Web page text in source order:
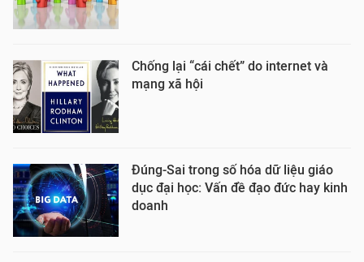
Chống lại “cái chết” do internet và
mạng xã hội
Đúng-Sai trong số hóa dữ liệu giáo
dục đại học: Vấn đề đạo đức hay kinh
doanh